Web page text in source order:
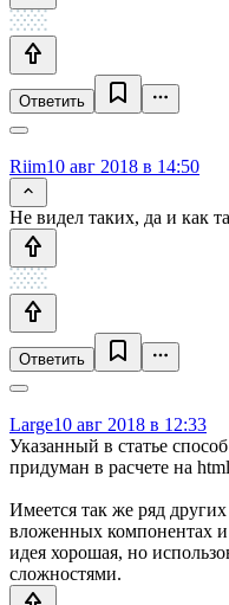
Ответить
Riim10 авг 2018 в 14:50
Не видел таких, да и как
Ответить
Large10 авг 2018 в 12:33
Указанный в статье
придуман в расчете на
Имеется так же ряд
вложенных компонентах
идея хорошая, но
сложностями.